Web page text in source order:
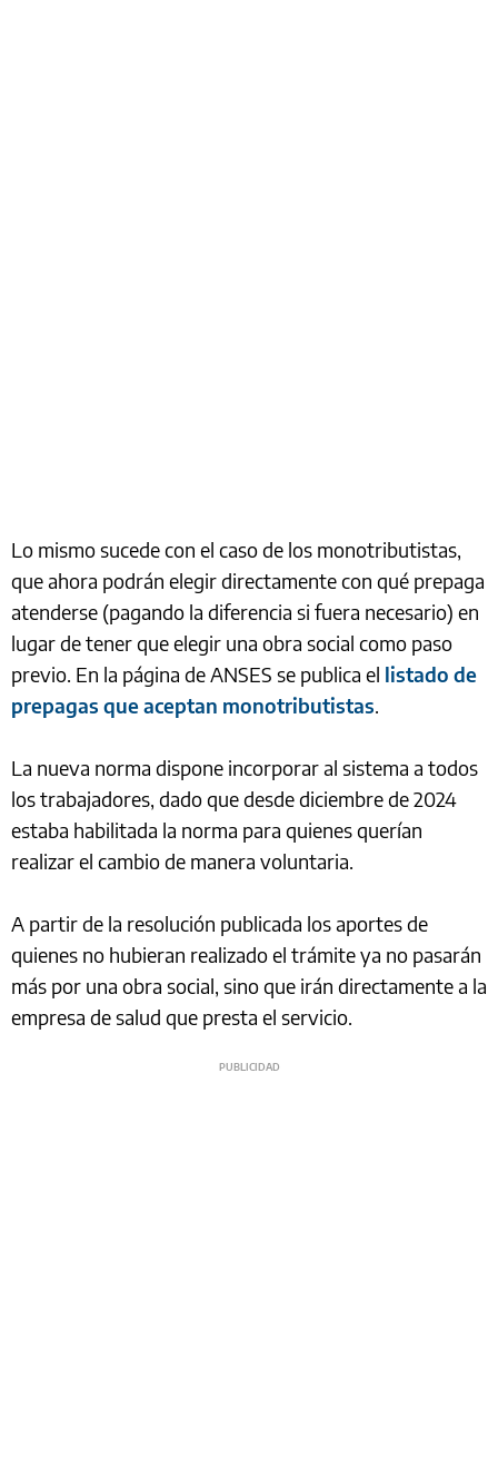
Lo mismo sucede con el caso de los monotributistas,
que ahora podrán elegir directamente con qué prepaga
atenderse (pagando la diferencia si fuera necesario) en
lugar de tener que elegir una obra social como paso
previo. En la página de ANSES se publica el listado de
prepagas que aceptan monotributistas.
La nueva norma dispone incorporar al sistema a todos
los trabajadores, dado que desde diciembre de 2024
estaba habilitada la norma para quienes querían
realizar el cambio de manera voluntaria.
A partir de la resolución publicada los aportes de
quienes no hubieran realizado el trámite ya no pasarán
más por una obra social, sino que irán directamente a la
empresa de salud que presta el servicio.